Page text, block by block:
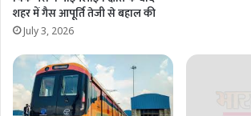
शहर में गैस आपूर्ति तेजी से बहाल की
July 3, 2026